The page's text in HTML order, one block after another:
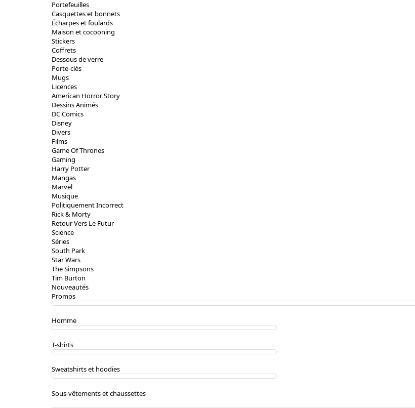
Portefeuilles
Casquettes et bonnets
Écharpes et foulards
Maison et cocooning
Stickers
Coffrets
Dessous de verre
Porte-clés
Mugs
Licences
American Horror Story
Dessins Animés
DC Comics
Disney
Divers
Films
Game Of Thrones
Gaming
Harry Potter
Mangas
Marvel
Musique
Politiquement Incorrect
Rick & Morty
Retour Vers Le Futur
Science
Séries
South Park
Star Wars
The Simpsons
Tim Burton
Nouveautés
Promos
Homme
T-shirts
Sweatshirts et hoodies
Sous-vêtements et chaussettes